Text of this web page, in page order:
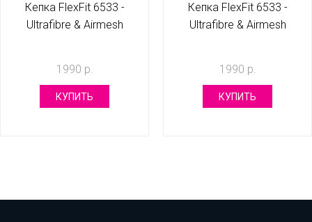
Кепка FlexFit 6533 -
Ultrafibre & Airmesh
1990 р.
КУПИТЬ
Кепка FlexFit 6533 -
Ultrafibre & Airmesh
1990 р.
КУПИТЬ